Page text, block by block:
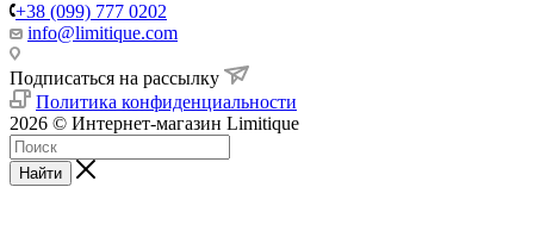
+38 (099) 777 0202
info@limitique.com
Подписаться на рассылку
Политика конфиденциальности
2026 © Интернет-магазин Limitique
Найти